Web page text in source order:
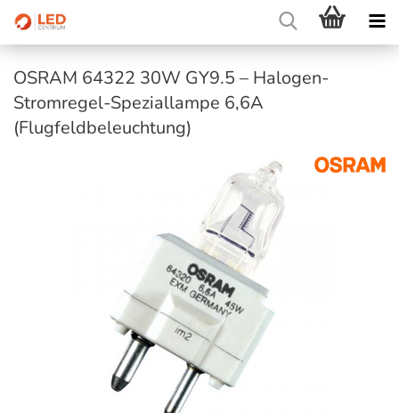
OSRAM 64322 30W GY9.5 – Halogen-
Stromregel-Speziallampe 6,6A
(Flugfeldbeleuchtung)